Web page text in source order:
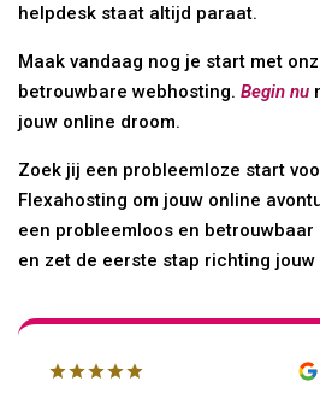
helpdesk staat altijd paraat.
Maak vandaag nog je start met
betrouwbare webhosting.Begin nu
jouw online droom.
Zoek jij een probleemloze start
Flexahosting om jouw online
een probleemloos en betrouwbaar
en zet de eerste stap richting